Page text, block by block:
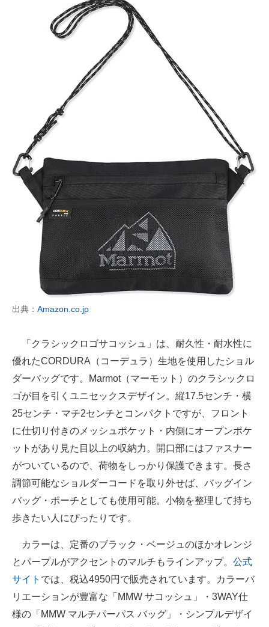
出典： Amazon.co.jp
「クラシックロゴサコッシュ」は、耐久性・耐水性に
優れたCORDURA（コーデュラ）生地を使用したショル
ダーバッグです。Marmot（マーモット）のクラシックロ
ゴが目を引くユニセックスデザイン。縦17.5センチ・横
25センチ・マチ2センチとコンパクトですが、フロント
に仕切り付きのメッシュポケット・内側にオープンポケ
ットがあり見た目以上の収納力。開口部にはファスナー
がついているので、荷物をしっかり保護できます。長さ
調節可能なショルダーコードを取り外せば、バッグイン
バッグ・ポーチとしても使用可能。小物を整理して持ち
歩きたい人にぴったりです。
カラーは、定番のブラック・ベージュのほかオレンジ
とパープルがアクセントのマルチもラインアップ。 公式
サイト では、税込4950円で販売されています。カラーバ
リエーションが豊富な「MMW サコッシュ」・3WAY仕
様の「MMW マルチパーパス バッグ」・シンプルデザイ